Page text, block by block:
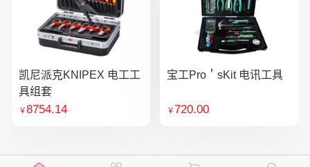
凯尼派克KNIPEX 电工工
具组套
￥8754.14
宝工Pro＇sKit 电讯工具
￥720.00